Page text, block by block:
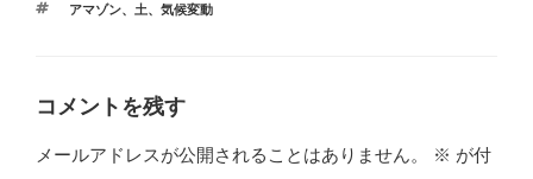
ゴ
タ
アマゾン、 土、 気候変動
コメントを残す
メールアドレスが公開されることはありません。 ※ が付